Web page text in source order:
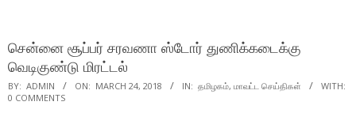
சென்னை சூப்பர் சரவணா ஸ்டோர் துணிக்கடைக்கு
வெடிகுண்டு மிரட்டல்
BY: ADMIN ON: MARCH 24, 2018 IN: தமிழகம், மாவட்ட செய்திகள்
WITH:
0 COMMENTS